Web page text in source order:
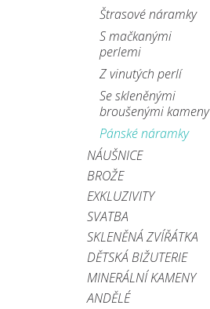
Štrasové náramky
S mačkanými
perlemi
Z vinutých perlí
Se skleněnými
broušenými kameny
Pánské náramky
NÁUŠNICE
BROŽE
EXKLUZIVITY
SVATBA
SKLENĚNÁ ZVÍŘÁTKA
DĚTSKÁ BIŽUTERIE
MINERÁLNÍ KAMENY
ANDĚLÉ